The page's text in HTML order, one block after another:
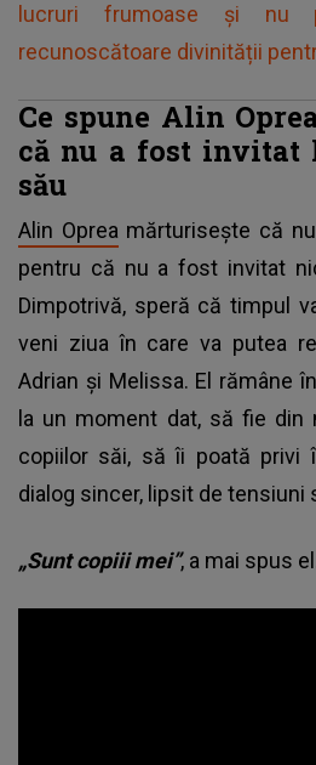
lucruri frumoase și
recunoscătoare divinității
Ce spune Alin
că nu a fost
său
Alin Opreamărturisește că
pentru că nu a fost invitat
Dimpotrivă, speră că timpul
veni ziua în care va putea
Adrian și Melissa. El rămâne
la un moment dat, să fie din
copiilor săi, să îi poată privi
dialog sincer, lipsit de tensiuni
„Sunt copiii mei”, a mai spus